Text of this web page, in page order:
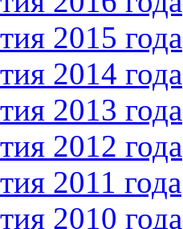
2015 года
2014 года
2013 года
2012 года
2011 года
2010 года